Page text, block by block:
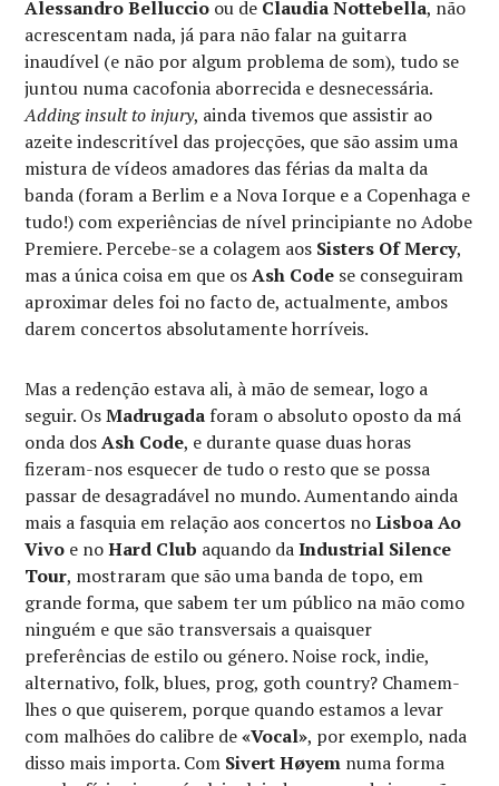
Alessandro Belluccio ou de Claudia Nottebella, não
acrescentam nada, já para não falar na guitarra
inaudível (e não por algum problema de som), tudo se
juntou numa cacofonia aborrecida e desnecessária.
Adding insult to injury, ainda tivemos que assistir ao
azeite indescritível das projecções, que são assim uma
mistura de vídeos amadores das férias da malta da
banda (foram a Berlim e a Nova Iorque e a Copenhaga e
tudo!) com experiências de nível principiante no Adobe
Premiere. Percebe-se a colagem aos Sisters Of Mercy,
mas a única coisa em que osAsh Code se conseguiram
aproximar deles foi no facto de, actualmente, ambos
darem concertos absolutamente horríveis.
Mas a redenção estava ali, à mão de semear, logo a
seguir. OsMadrugada foram o absoluto oposto da má
onda dosAsh Code, e durante quase duas horas
fizeram-nos esquecer de tudo o resto que se possa
passar de desagradável no mundo. Aumentando ainda
mais a fasquia em relação aos concertos noLisboa Ao
Vivo e noHard Club aquando daIndustrial Silence
Tour, mostraram que são uma banda de topo, em
grande forma, que sabem ter um público na mão como
ninguém e que são transversais a quaisquer
preferências de estilo ou género. Noise rock, indie,
alternativo, folk, blues, prog, goth country? Chamem-
lhes o que quiserem, porque quando estamos a levar
com malhões do calibre de«Vocal», por exemplo, nada
disso mais importa. Com Sivert Høyem numa forma